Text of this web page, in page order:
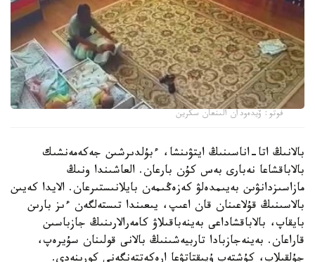
فوتو: ۆيدەودان الىنعان سكرين
بالانىڭ اتا-اناسىنىڭ ايتۋىنشا، ءبۇلدىرشىن جەكەمەنشىك
بالاباقشاعا نەبارى بەس كۇن بارعان. العاشىندا ونىڭ
مازاسىزدانۋىن بەيىمدەلۋ كەزەڭىمەن بايلانىستىرعان. الايدا كەيىن
بالاسىنىڭ قۇلاعىنان قان اعىپ، يىعىندا تىستەلگەن ءىز بارىن
بايقاپ، بالاباقشاداعى بەينەباقىلاۋ كامەرالارىنىڭ جازباسىن
قاراعان. بەينەجازبادا تاربيەشىنىڭ بالانى قولىنان سۇيرەپ،